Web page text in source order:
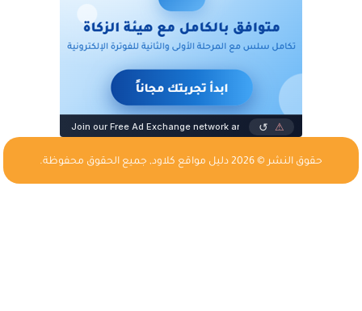
حقوق النشر © 2026 دليل مواقع كلاود, جميع الحقوق محفوظة.